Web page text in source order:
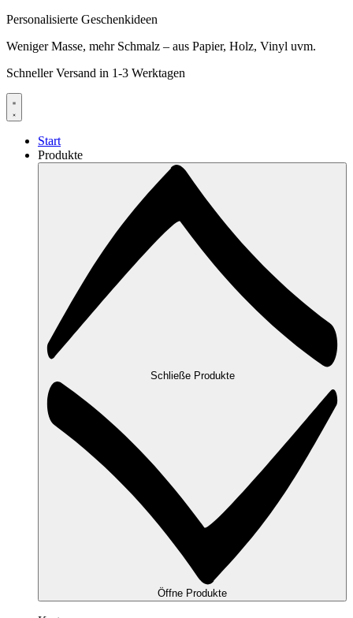
Personalisierte Geschenkideen
Weniger Masse, mehr Schmalz – aus Papier, Holz, Vinyl uvm.
Schneller Versand in 1-3 Werktagen
Start
Produkte
Schließe Produkte
Öffne Produkte